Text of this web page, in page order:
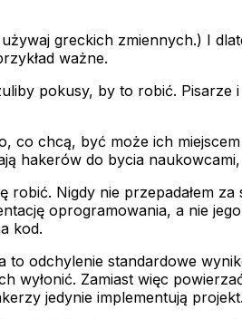
greckich zmiennych.) I
ważne.
pokusy, by to robić. Pisarze
chcą, być może ich
hakerów do bycia
Nigdy nie przepadałem
oprogramowania, a nie
kod.
odchylenie standardowe
Zamiast więc
jedynie implementują projekt.